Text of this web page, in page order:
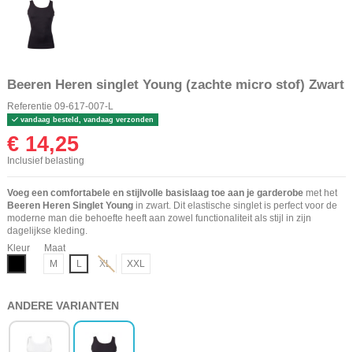
Beeren Heren singlet Young (zachte micro stof) Zwart
Referentie 09-617-007-L
vandaag besteld, vandaag verzonden
€ 14,25
Inclusief belasting
Voeg een comfortabele en stijlvolle basislaag toe aan je garderobe met het
Beeren Heren Singlet Young in zwart. Dit elastische singlet is perfect voor de
moderne man die behoefte heeft aan zowel functionaliteit als stijl in zijn
dagelijkse kleding.
Kleur
Maat
M
L XL XXL
ANDERE VARIANTEN